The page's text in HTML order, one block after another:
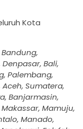
Kota
Bali,
Palembang,
Sumatera,
Banjarmasin,
Mamuju,
Manado,